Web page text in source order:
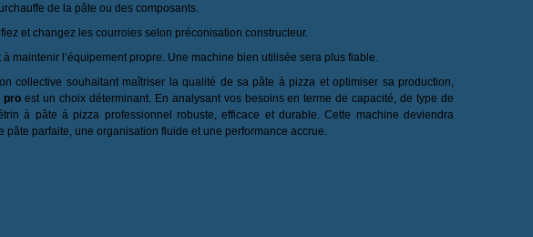
de la pâte ou des composants.
et changez les courroies selon préconisation constructeur.
maintenir l’équipement propre. Une machine bien utilisée sera plus fiable.
collective souhaitant maîtriser la qualité de sa pâte à pizza et optimiser sa production,
pro est un choix déterminant. En analysant vos besoins en terme de capacité, de type de
à pâte à pizza professionnel robuste, efficace et durable. Cette machine deviendra
parfaite, une organisation fluide et une performance accrue.